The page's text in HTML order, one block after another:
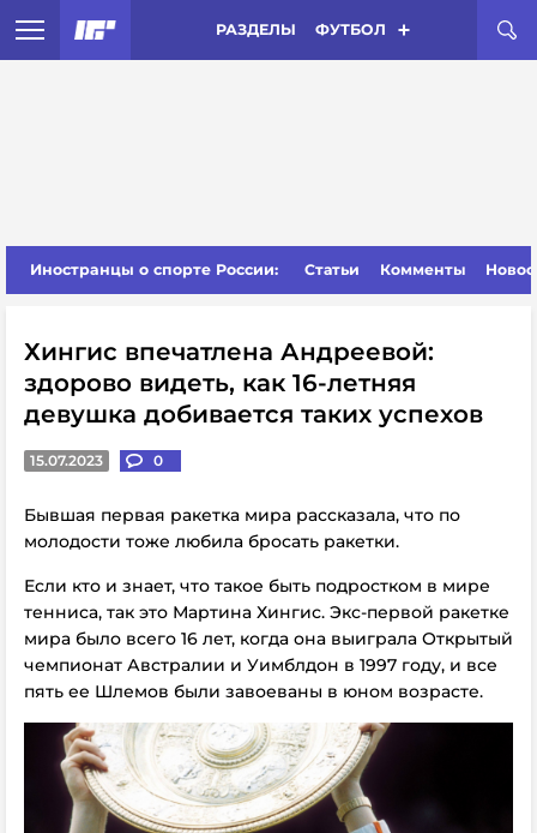
РАЗДЕЛЫ ФУТБОЛ
Иностранцы о спорте России: Статьи Комменты
Хингис впечатлена Андреевой:
здорово видеть, как 16-летняя
девушка добивается таких успехов
15.07.2023 0
Бывшая первая ракетка мира рассказала, что по
молодости тоже любила бросать ракетки.
Если кто и знает, что такое быть подростком в мире
тенниса, так это Мартина Хингис. Экс-первой ракетке
мира было всего 16 лет, когда она выиграла Открытый
чемпионат Австралии и Уимблдон в 1997 году, и все
пять ее Шлемов были завоеваны в юном возрасте.